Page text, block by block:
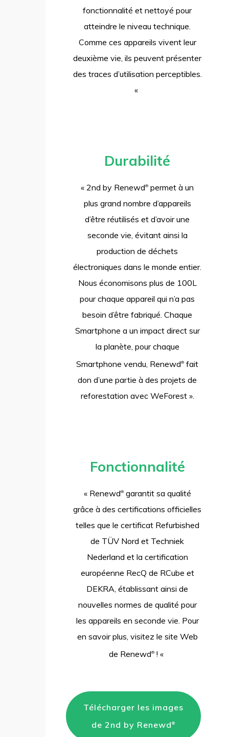
fonctionnalité et nettoyé pour
atteindre le niveau technique.
Comme ces appareils vivent leur
deuxième vie, ils peuvent présenter
des traces d’utilisation perceptibles.
«
Durabilité
« 2nd by Renewd® permet à un
plus grand nombre d’appareils
d’être réutilisés et d’avoir une
seconde vie, évitant ainsi la
production de déchets
électroniques dans le monde entier.
Nous économisons plus de 100L
pour chaque appareil qui n’a pas
besoin d’être fabriqué. Chaque
Smartphone a un impact direct sur
la planète, pour chaque
Smartphone vendu, Renewd® fait
don d’une partie à des projets de
reforestation avec WeForest ».
Fonctionnalité
« Renewd®garantit sa qualité
grâce à des certifications officielles
telles que le certificat Refurbished
de TÜV Nord et Techniek
Nederland et la certification
européenne RecQ de RCube et
DEKRA, établissant ainsi de
nouvelles normes de qualité pour
les appareils en seconde vie. Pour
en savoir plus, visitez le site Web
de Renewd® ! «
Télécharger les images
de 2nd by Renewd ®